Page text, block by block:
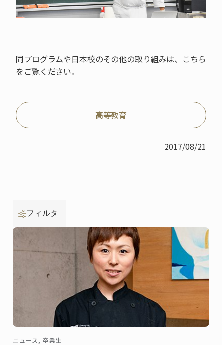
同プログラムや日本校のその他の取り組みは、こちら
をご覧ください。
高等教育
2017/08/21
フィルタ
ニュース, 卒業生